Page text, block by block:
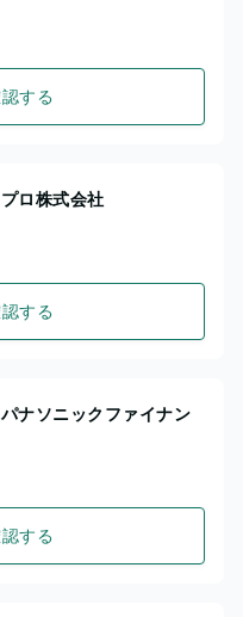
する
ロ株式会社
する
ナソニックファイナン
する